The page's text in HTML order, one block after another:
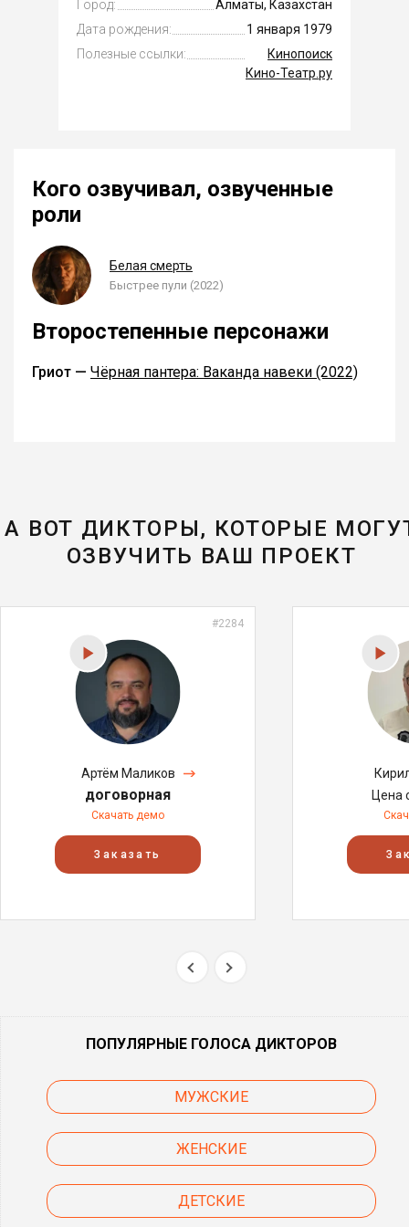
Город:
Алматы, Казахстан
Дата рождения:
1 января 1979
Полезные ссылки:
Кинопоиск
Кино-Театр.ру
Кого озвучивал, озвученные
роли
Белая смерть
Быстрее пули (2022)
Второстепенные персонажи
Гриот — Чёрная пантера: Ваканда навеки (2022)
А ВОТ ДИКТОРЫ, КОТОРЫЕ
ОЗВУЧИТЬ ВАШ ПРОЕКТ
#2284
Артём Маликов
договорная
Скачать демо
Заказать
Цена
ПОПУЛЯРНЫЕ ГОЛОСА ДИКТОРОВ
МУЖСКИЕ
ЖЕНСКИЕ
ДЕТСКИЕ